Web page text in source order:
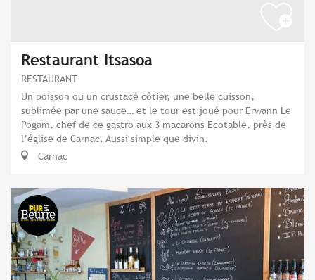
Restaurant Itsasoa
RESTAURANT
Un poisson ou un crustacé côtier, une belle cuisson,
sublimée par une sauce… et le tour est joué pour Erwann Le
Pogam, chef de ce gastro aux 3 macarons Ecotable, près de
l’église de Carnac. Aussi simple que divin.
Carnac